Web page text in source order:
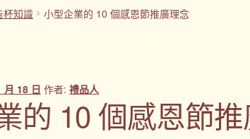
尾牙禮品推薦常見問題我的帳號春酒禮品
杯知識 小型企業的 10 個感恩節推廣理念
月 18 日 作者:禮品人
的 10 個感恩節